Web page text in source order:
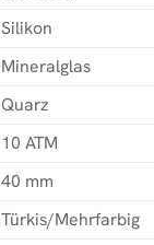
Silikon
Mineralglas
Quarz
10 ATM
40 mm
Türkis/Mehrfarbig